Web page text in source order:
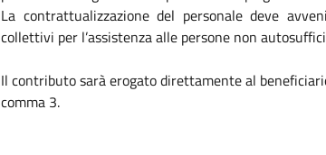
La contrattualizzazione del personale deve
collettivi per l’assistenza alle persone non
Il contributo sarà erogato direttamente al
comma 3.